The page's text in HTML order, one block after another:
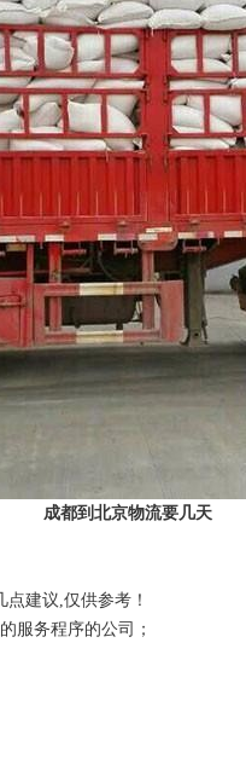
成都到北京物流要几天
建议,仅供参考！
服务程序的公司；